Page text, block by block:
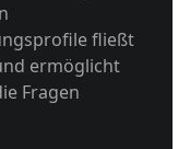
fließt
ermöglicht
Fragen